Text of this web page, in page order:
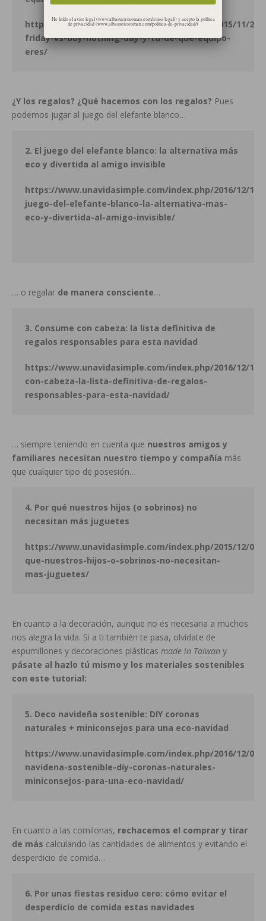
https://www.unavidasimple.com/index.php/2015/11/25/
friday-vs-buy-nothing-day-y-tu-de-que-equipo-
eres/
¿Y los regalos? ¿Qué hacemos con los regalos? Pues
podemos jugar al juego del elefante blanco…
2. El juego del elefante blanco: la alternativa más
eco y divertida al amigo invisible
https://www.unavidasimple.com/index.php/2016/12/11/
juego-del-elefante-blanco-la-alternativa-mas-
eco-y-divertida-al-amigo-invisible/
… o regalar de manera consciente…
3. Consume con cabeza: la lista definitiva de
regalos responsables para esta navidad
https://www.unavidasimple.com/index.php/2016/12/18/
con-cabeza-la-lista-definitiva-de-regalos-
responsables-para-esta-navidad/
… siempre teniendo en cuenta que nuestros amigos y
familiares necesitan nuestro tiempo y compañía más
que cualquier tipo de posesión…
4. Por qué nuestros hijos (o sobrinos) no
necesitan más juguetes
https://www.unavidasimple.com/index.php/2015/12/09/
que-nuestros-hijos-o-sobrinos-no-necesitan-
mas-juguetes/
En cuanto a la decoración, aunque no es necesaria a muchos
nos alegra la vida. Si a ti también te pasa, olvídate de
espumillones y decoraciones plásticas made in Taiwan y
pásate al hazlo tú mismo y los materiales sostenibles
con este tutorial:
5. Deco navideña sostenible: DIY coronas
naturales + miniconsejos para una eco-navidad
https://www.unavidasimple.com/index.php/2016/12/07/
navidena-sostenible-diy-coronas-naturales-
miniconsejos-para-una-eco-navidad/
En cuanto a las comilonas, rechacemos el comprar y tirar
de más calculando las cantidades de alimentos y evitando el
desperdicio de comida…
6. Por unas fiestas residuo cero: cómo evitar el
desperdicio de comida estas navidades
He leído el aviso legal (www.albasueiroroman.com/aviso-legal/) y acepto la política
de privacidad (www.albasueiroroman.com/politica-de-privacidad/)